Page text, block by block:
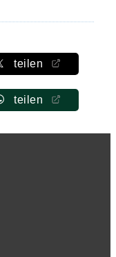
teilen
teilen